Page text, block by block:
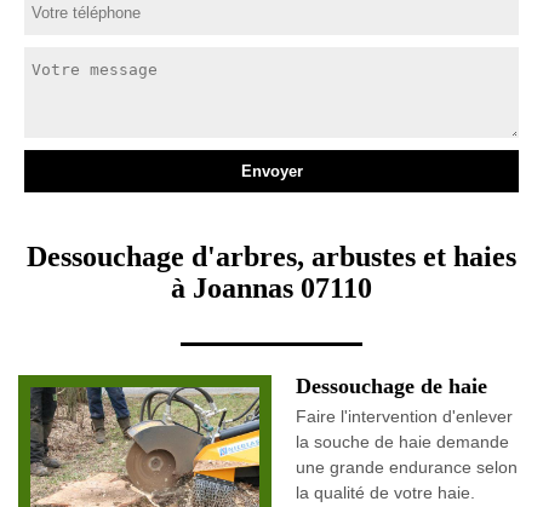
Dessouchage d'arbres, arbustes et haies
à Joannas 07110
Dessouchage de haie
Faire l'intervention d'enlever
la souche de haie demande
une grande endurance selon
la qualité de votre haie.